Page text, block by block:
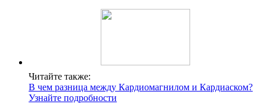
Читайте также:
В чем разница между Кардиомагнилом и Кардиаском?
Узнайте подробности